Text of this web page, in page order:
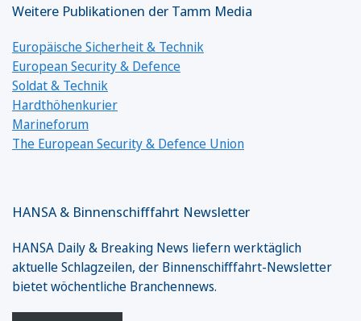
Weitere Publikationen der Tamm Media
Europäische Sicherheit & Technik
European Security & Defence
Soldat & Technik
Hardthöhenkurier
Marineforum
The European Security & Defence Union
HANSA & Binnenschifffahrt Newsletter
HANSA Daily & Breaking News liefern werktäglich
aktuelle Schlagzeilen, der Binnenschifffahrt-Newsletter
bietet wöchentliche Branchennews.